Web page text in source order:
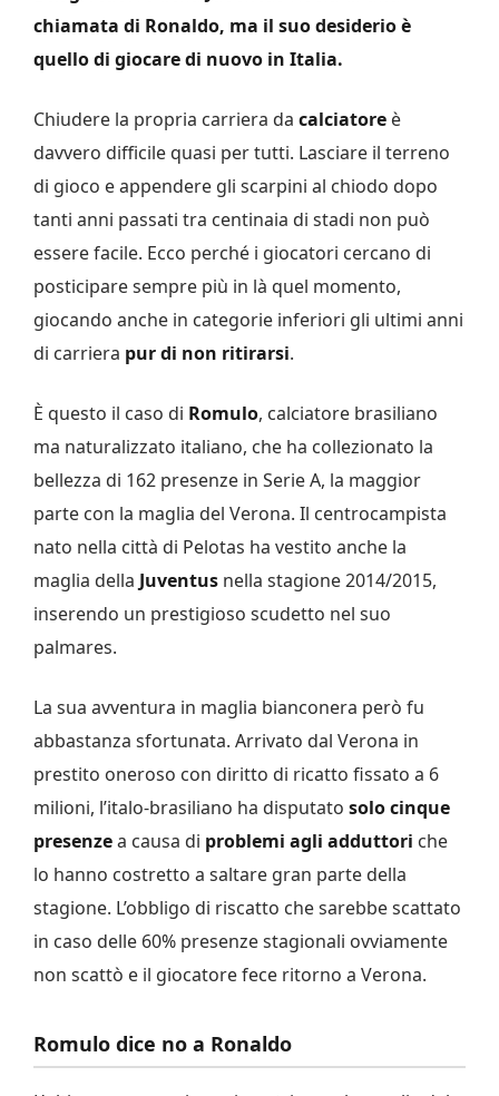
chiamata di Ronaldo, ma il suo desiderio è
quello di giocare di nuovo in Italia.
Chiudere la propria carriera da calciatore è
davvero difficile quasi per tutti. Lasciare il terreno
di gioco e appendere gli scarpini al chiodo dopo
tanti anni passati tra centinaia di stadi non può
essere facile. Ecco perché i giocatori cercano di
posticipare sempre più in là quel momento,
giocando anche in categorie inferiori gli ultimi anni
di carriera pur di non ritirarsi.
È questo il caso di Romulo, calciatore brasiliano
ma naturalizzato italiano, che ha collezionato la
bellezza di 162 presenze in Serie A, la maggior
parte con la maglia del Verona. Il centrocampista
nato nella città di Pelotas ha vestito anche la
maglia della Juventus nella stagione 2014/2015,
inserendo un prestigioso scudetto nel suo
palmares.
La sua avventura in maglia bianconera però fu
abbastanza sfortunata. Arrivato dal Verona in
prestito oneroso con diritto di ricatto fissato a 6
milioni, l’italo-brasiliano ha disputato solo cinque
presenzea causa di problemi agli adduttori che
lo hanno costretto a saltare gran parte della
stagione. L’obbligo di riscatto che sarebbe scattato
in caso delle 60% presenze stagionali ovviamente
non scattò e il giocatore fece ritorno a Verona.
Romulo dice no a Ronaldo